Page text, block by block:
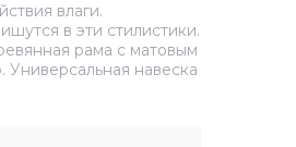
влаги.
в эти стилистики.
рама с матовым
навеска